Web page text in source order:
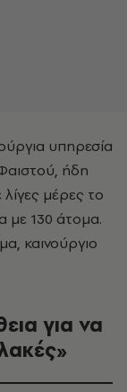
υπηρεσία
ήδη
μέρες το
με 130 άτομα.
καινούργιο
για να